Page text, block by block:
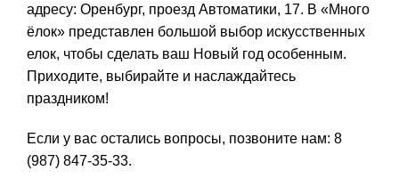
адресу: Оренбург, проезд Автоматики, 17. В «Много
ёлок» представлен большой выбор искусственных
елок, чтобы сделать ваш Новый год особенным.
Приходите, выбирайте и наслаждайтесь
праздником!
Если у вас остались вопросы, позвоните нам: 8
(987) 847-35-33.